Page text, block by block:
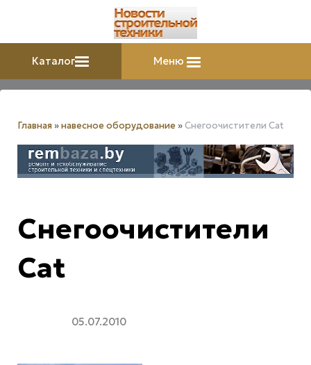
Каталог Меню
Главная »навесное оборудование »Снегоочистители Cat
Снегоочистители
Cat
05.07.2010